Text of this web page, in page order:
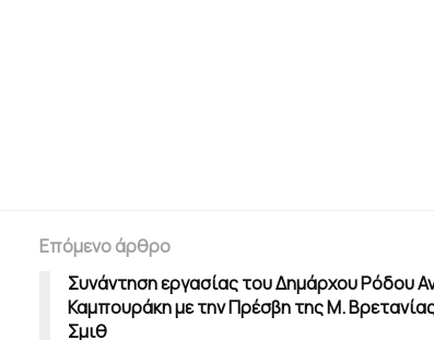
Επόμενο άρθρο
Συνάντηση εργασίας του Δημάρχου Ρόδου
Καμπουράκη με την Πρέσβη της Μ.
Σμιθ